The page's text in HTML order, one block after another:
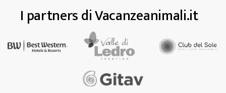
I partners di Vacanzeanimali.it